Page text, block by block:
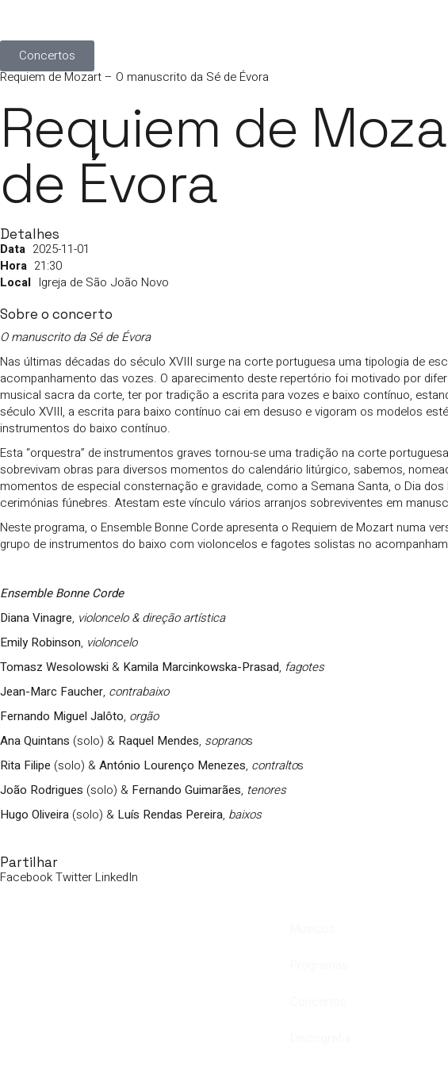
Concertos
Requiem de Mozart – O manuscrito da Sé de Évora
Requiem de
de Évora
Detalhes
2025-11-01
21:30
Igreja de São João Novo
Sobre o concerto
O manuscrito da Sé de Évora
Nas últimas décadas do século XVIII surge na corte portuguesa uma tipologia de
acompanhamento das vozes. O aparecimento deste repertório foi motivado por
musical sacra da corte, ter por tradição a escrita para vozes e baixo contínuo,
século XVIII, a escrita para baixo contínuo cai em desuso e vigoram os modelos
instrumentos do baixo contínuo.
Esta “orquestra” de instrumentos graves tornou-se uma tradição na corte
sobrevivam obras para diversos momentos do calendário litúrgico, sabemos,
momentos de especial consternação e gravidade, como a Semana Santa, o Dia dos
cerimónias fúnebres. Atestam este vínculo vários arranjos sobreviventes em
Neste programa, o Ensemble Bonne Corde apresenta o Requiem de Mozart numa
grupo de instrumentos do baixo com violoncelos e fagotes solistas no
Ensemble Bonne Corde
Diana Vinagre, violoncelo & direção artística
Emily Robinson, violoncelo
Tomasz Wesolowski & Kamila Marcinkowska-Prasad, fagotes
Jean-Marc Faucher, contrabaixo
Fernando Miguel Jalôto, orgão
Ana Quintans (solo) & Raquel Mendes, sopranos
Rita Filipe (solo) &António Lourenço Menezes, contraltos
João Rodrigues (solo) & Fernando Guimarães, tenores
Hugo Oliveira (solo) & Luís Rendas Pereira, baixos
Partilhar
FacebookTwitter LinkedIn